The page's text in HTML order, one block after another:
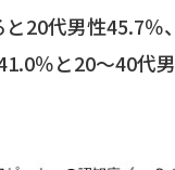
20代男性45.7％
％と20～40代